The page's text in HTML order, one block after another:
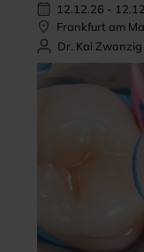
12.12.26 -
Frankfurt am
Dr. Kai